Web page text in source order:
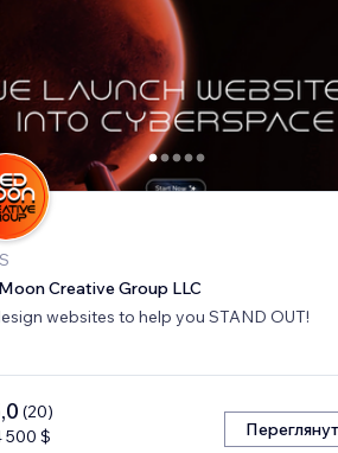
Creative Group LLC
websites to help you STAND OUT!
(20)
500 $